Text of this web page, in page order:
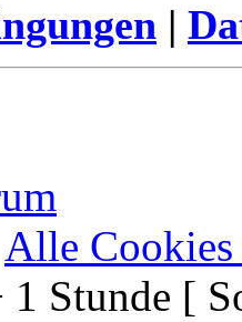
|
Alle Cookies
Stunde [